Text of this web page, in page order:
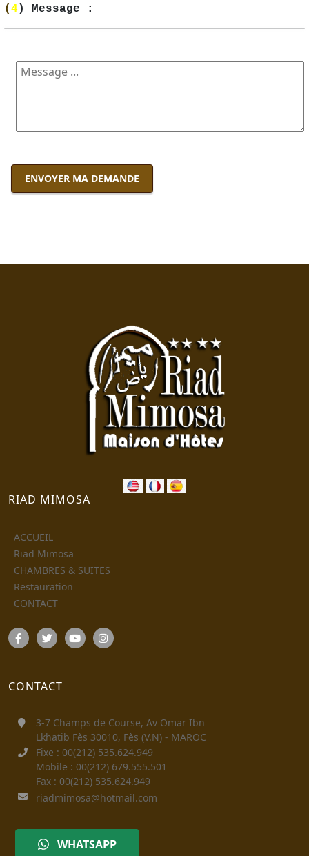
(4) Message :
ENVOYER MA DEMANDE
RIAD MIMOSA
ACCUEIL
Riad Mimosa
CHAMBRES & SUITES
Restauration
CONTACT
CONTACT
3-7 Champs de Course, Av Omar Ibn
Lkhatib Fès 30010, Fès (V.N) - MAROC
Fixe : 00(212) 535.624.949
Mobile : 00(212) 679.555.501
Fax : 00(212) 535.624.949
riadmimosa@hotmail.com
WHATSAPP